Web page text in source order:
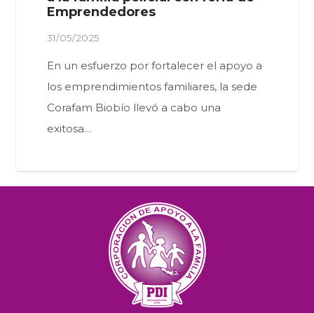
Emprendedores
31/05/2025
En un esfuerzo por fortalecer el apoyo a
los emprendimientos familiares, la sede
Corafam Biobío llevó a cabo una
exitosa…